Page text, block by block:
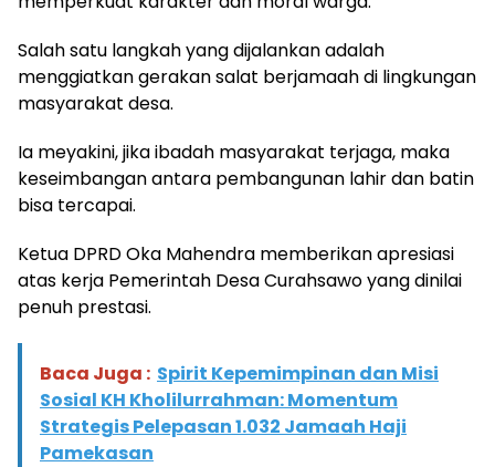
Salah satu langkah yang dijalankan adalah
menggiatkan gerakan salat berjamaah di lingkungan
masyarakat desa.
Ia meyakini, jika ibadah masyarakat terjaga, maka
keseimbangan antara pembangunan lahir dan batin
bisa tercapai.
Ketua DPRD Oka Mahendra memberikan apresiasi
atas kerja Pemerintah Desa Curahsawo yang dinilai
penuh prestasi.
Baca Juga : Spirit Kepemimpinan dan Misi
Sosial KH Kholilurrahman: Momentum
Strategis Pelepasan 1.032 Jamaah Haji
Pamekasan